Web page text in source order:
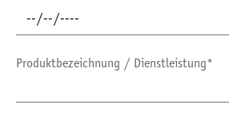
Produktbezeichnung / Dienstleistung*